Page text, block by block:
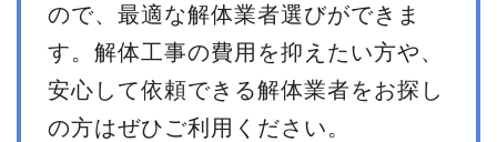
ので、最適な解体業者選びができま
す。解体工事の費用を抑えたい方や、
安心して依頼できる解体業者をお探し
の方はぜひご利用ください。